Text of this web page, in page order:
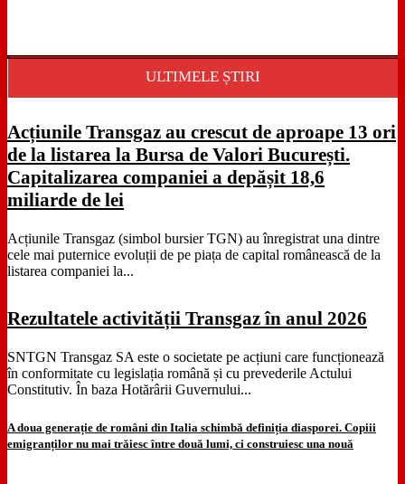
ULTIMELE ȘTIRI
Acțiunile Transgaz au crescut de aproape 13 ori
de la listarea la Bursa de Valori București.
Capitalizarea companiei a depășit 18,6
miliarde de lei
Acțiunile Transgaz (simbol bursier TGN) au înregistrat una dintre
cele mai puternice evoluții de pe piața de capital românească de la
listarea companiei la...
Rezultatele activității Transgaz în anul 2026
SNTGN Transgaz SA este o societate pe acțiuni care funcționează
în conformitate cu legislația română și cu prevederile Actului
Constitutiv. În baza Hotărârii Guvernului...
A doua generație de români din Italia schimbă definiția diasporei. Copiii
emigranților nu mai trăiesc între două lumi, ci construiesc una nouă